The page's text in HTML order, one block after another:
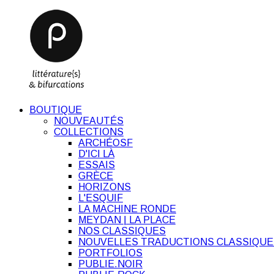
BOUTIQUE
NOUVEAUTÉS
COLLECTIONS
ARCHÉOSF
D'ICI LÀ
ESSAIS
GRÈCE
HORIZONS
L'ESQUIF
LA MACHINE RONDE
MEYDAN | LA PLACE
NOS CLASSIQUES
NOUVELLES TRADUCTIONS
PORTFOLIOS
PUBLIE.NOIR